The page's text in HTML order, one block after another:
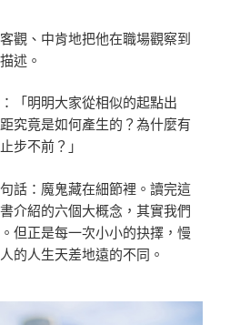
觀、中肯地把他在職場觀察到
述。
「明明大家從相似的起點出
究竟是如何產生的？為什麼有
步不前？」
話：魔鬼藏在細節裡。讀完這
介紹的六個大概念，其實我們
但正是每一次小小的抉擇，慢
的人生天差地遠的不同。